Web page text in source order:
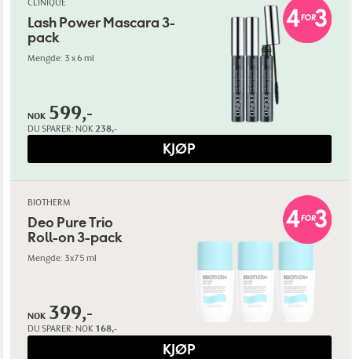
CLINIQUE
Lash Power Mascara 3-
pack
Mengde: 3 x 6 ml
NOK 599,-
DU SPARER: NOK 238,-
KJØP
BIOTHERM
Deo Pure Trio
Roll-on 3-pack
Mengde: 3x75 ml
NOK 399,-
DU SPARER: NOK 168,-
KJØP